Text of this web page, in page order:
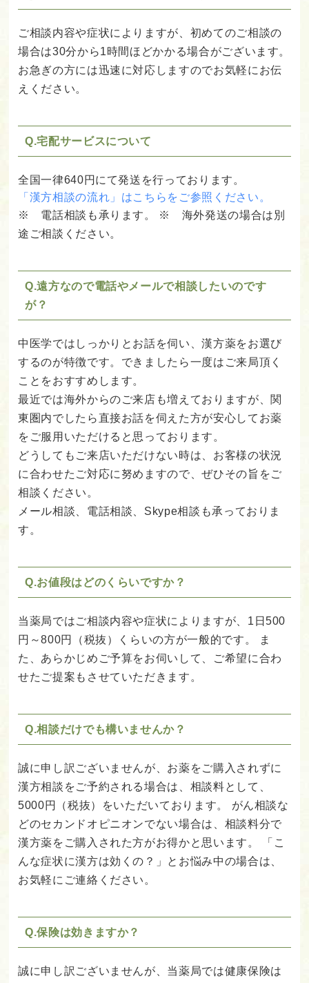
ご相談内容や症状によりますが、初めてのご相談の
場合は30分から1時間ほどかかる場合がございます。
お急ぎの方には迅速に対応しますのでお気軽にお伝
えください。
Q.宅配サービスについて
全国一律640円にて発送を行っております。
「漢方相談の流れ」はこちらをご参照ください。
※ 電話相談も承ります。
※ 海外発送の場合は別
途ご相談ください。
Q.遠方なので電話やメールで相談したいのです
が？
中医学ではしっかりとお話を伺い、漢方薬をお選び
するのが特徴です。できましたら一度はご来局頂く
ことをおすすめします。
最近では海外からのご来店も増えておりますが、関
東圏内でしたら直接お話を伺えた方が安心してお薬
をご服用いただけると思っております。
どうしてもご来店いただけない時は、お客様の状況
に合わせたご対応に努めますので、ぜひその旨をご
相談ください。
メール相談、電話相談、Skype相談も承っておりま
す。
Q.お値段はどのくらいですか？
当薬局ではご相談内容や症状によりますが、1日500
円～800円（税抜）くらいの方が一般的です。
ま
た、あらかじめご予算をお伺いして、ご希望に合わ
せたご提案もさせていただきます。
Q.相談だけでも構いませんか？
誠に申し訳ございませんが、お薬をご購入されずに
漢方相談をご予約される場合は、相談料として、
5000円（税抜）をいただいております。
がん相談な
どのセカンドオピニオンでない場合は、相談料分で
漢方薬をご購入された方がお得かと思います。
「こ
んな症状に漢方は効くの？」とお悩み中の場合は、
お気軽にご連絡ください。
Q.保険は効きますか？
誠に申し訳ございませんが、当薬局では健康保険は